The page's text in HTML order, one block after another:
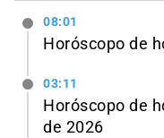
08:01
Horóscopo de
03:11
Horóscopo de
de 2026